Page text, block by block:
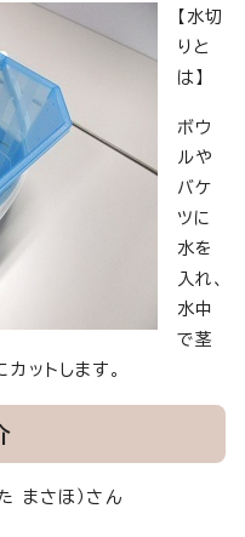
【水切
りと
は】
ボウ
ルや
バケ
ツに
水を
入れ、
水中
で茎
ットします。
まさほ）さん